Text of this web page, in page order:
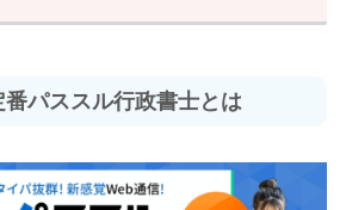
パススル行政書士とは